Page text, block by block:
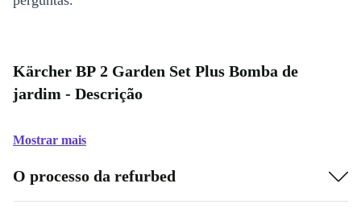
Kärcher BP 2 Garden Set Plus Bomba de
jardim - Descrição
Mostrar mais
O processo da refurbed